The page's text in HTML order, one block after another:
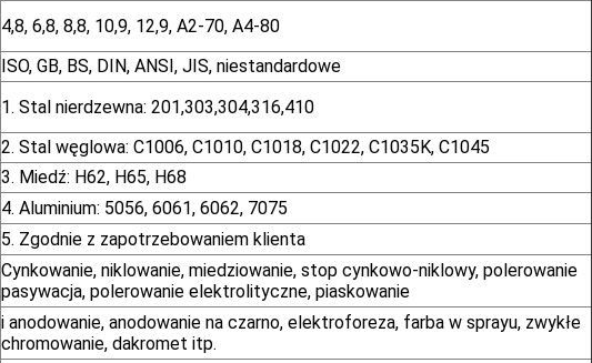
4,8, 6,8, 8,8, 10,9, 12,9, A2-70, A4-80
ISO, GB, BS, DIN, ANSI, JIS, niestandardowe
1. Stal nierdzewna: 201,303,304,316,410
2. Stal węglowa: C1006, C1010, C1018, C1022, C1035K, C1045
3. Miedź: H62, H65, H68
4. Aluminium: 5056, 6061, 6062, 7075
5. Zgodnie z zapotrzebowaniem klienta
Cynkowanie, niklowanie, miedziowanie, stop cynkowo-niklowy, polerowanie
pasywacja, polerowanie elektrolityczne, piaskowanie
i anodowanie, anodowanie na czarno, elektroforeza, farba w sprayu, zwykłe
chromowanie, dakromet itp.